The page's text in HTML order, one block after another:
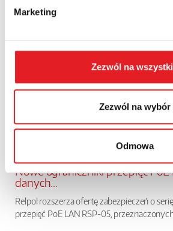
Marketing
Zezwól na
Zezwól na wybór
Odmowa
rozwiązanie prz...
Nowe ograniczniki przepięć PoE
danych...
Relpol rozszerza ofertę zabezpieczeń o
przepięć PoE LAN RSP-05,